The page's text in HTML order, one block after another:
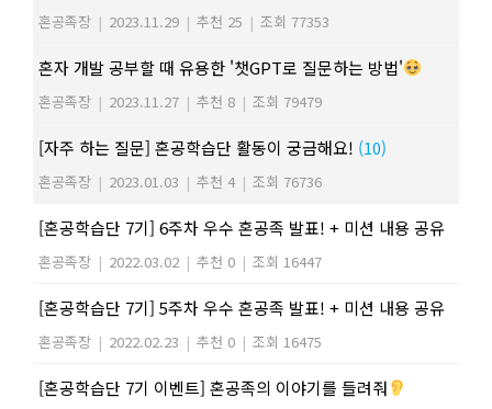
혼공족장 | 2023.11.29 | 추천 25 | 조회 77353
혼자 개발 공부할 때 유용한 '챗GPT로 질문하는 방법'
혼공족장 | 2023.11.27 | 추천 8 | 조회 79479
[자주 하는 질문] 혼공학습단 활동이 궁금해요! (10)
혼공족장 | 2023.01.03 | 추천 4 | 조회 76736
[혼공학습단 7기] 6주차 우수 혼공족 발표! + 미션 내용 공유
혼공족장 | 2022.03.02 | 추천 0 | 조회 16447
[혼공학습단 7기] 5주차 우수 혼공족 발표! + 미션 내용 공유
혼공족장 | 2022.02.23 | 추천 0 | 조회 16475
[혼공학습단 7기 이벤트] 혼공족의 이야기를 들려줘